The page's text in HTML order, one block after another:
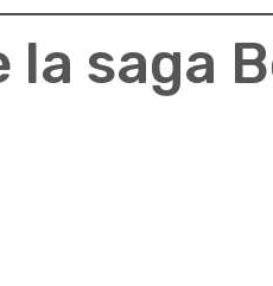
la saga